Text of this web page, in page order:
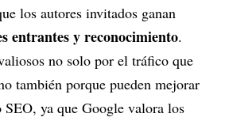
los autores invitados ganan
entrantes y reconocimiento.
no solo por el tráfico que
también porque pueden mejorar
ya que Google valora los